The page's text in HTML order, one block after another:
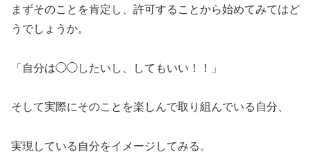
まずそのことを肯定し、許可することから始めてみてはど
うでしょうか。
「自分は◯◯したいし、してもいい！！」
そして実際にそのことを楽しんで取り組んでいる自分、
実現している自分をイメージしてみる。